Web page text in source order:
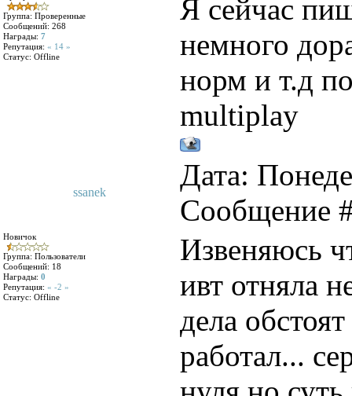
Группа: Проверенные
Сообщений: 268
Награды: 7
Репутация: « 14 »
Статус: Offline
Я сейчас
немного
норм и т.д
multiplay
ssanek
Дата:
Сообщение
Новичок
Группа: Пользователи
Сообщений: 18
Награды: 0
Репутация: « -2 »
Статус: Offline
Извеняюсь
ивт отняла
дела
работал...